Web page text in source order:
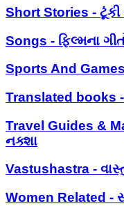
Short Stories - ટૂંકી
Songs - ફિલ્મના
Sports And
Translated books
Travel Guides &
નક્શા
Vastushastra -
Women Related -